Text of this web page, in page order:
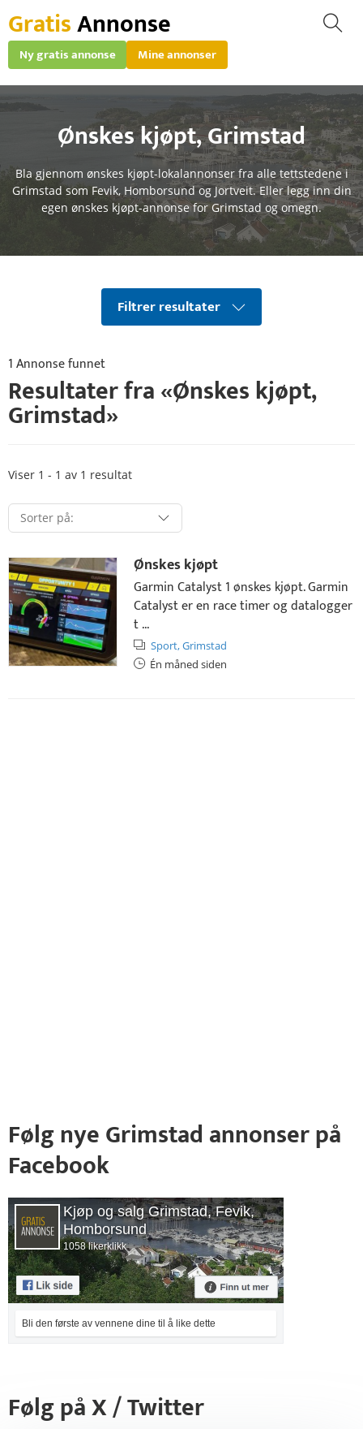
GratisAnnonse
Ny gratis annonse Mine annonser
Ønskes kjøpt,Grimstad
Bla gjennom ønskes kjøpt-lokalannonser fra alle tettstedene i
Grimstad som Fevik, Homborsund og Jortveit. Eller legg inn din
egen ønskes kjøpt-annonse for Grimstad og omegn.
Filtrer resultater
1 Annonse funnet
Resultater fra «Ønskes kjøpt,
Grimstad»
Viser 1 - 1 av 1 resultat
Ønskes kjøpt
Garmin Catalyst 1 ønskes kjøpt. Garmin
Catalyst er en race timer og datalogger
t ...
Sport,Grimstad
Én måned siden
Følg nye Grimstad annonser på
Facebook
Kjøp og salg Grimstad, Fevik,
Homborsund
1058 likerklikk
Bli den første av vennene dine til å like dette
Følg på X / Twitter